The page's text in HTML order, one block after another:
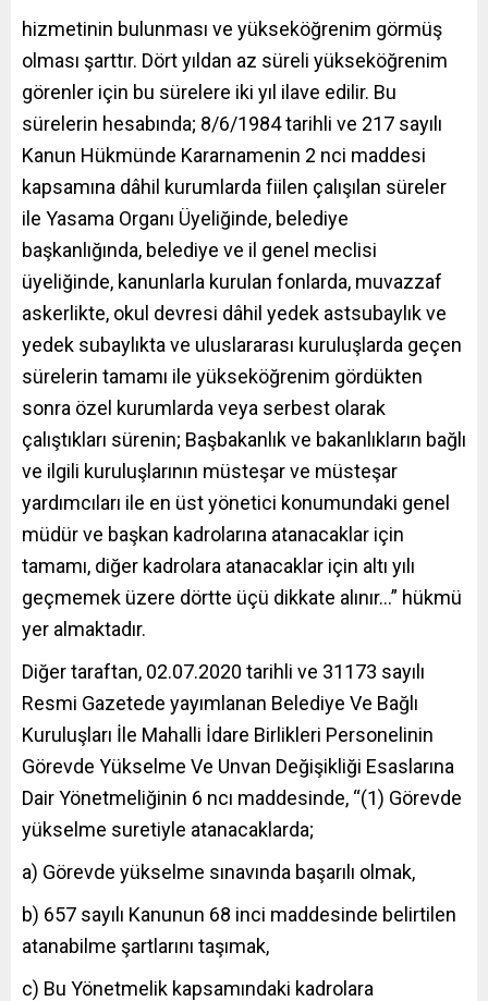
hizmetinin bulunması ve yükseköğrenim görmüş
olması şarttır. Dört yıldan az süreli yükseköğrenim
görenler için bu sürelere iki yıl ilave edilir. Bu
sürelerin hesabında; 8/6/1984 tarihli ve 217 sayılı
Kanun Hükmünde Kararnamenin 2 nci maddesi
kapsamına dâhil kurumlarda fiilen çalışılan süreler
ile Yasama Organı Üyeliğinde, belediye
başkanlığında, belediye ve il genel meclisi
üyeliğinde, kanunlarla kurulan fonlarda, muvazzaf
askerlikte, okul devresi dâhil yedek astsubaylık ve
yedek subaylıkta ve uluslararası kuruluşlarda geçen
sürelerin tamamı ile yükseköğrenim gördükten
sonra özel kurumlarda veya serbest olarak
çalıştıkları sürenin; Başbakanlık ve bakanlıkların bağlı
ve ilgili kuruluşlarının müsteşar ve müsteşar
yardımcıları ile en üst yönetici konumundaki genel
müdür ve başkan kadrolarına atanacaklar için
tamamı, diğer kadrolara atanacaklar için altı yılı
geçmemek üzere dörtte üçü dikkate alınır…” hükmü
yer almaktadır.
Diğer taraftan, 02.07.2020 tarihli ve 31173 sayılı
Resmi Gazetede yayımlanan Belediye Ve Bağlı
Kuruluşları İle Mahalli İdare Birlikleri Personelinin
Görevde Yükselme Ve Unvan Değişikliği Esaslarına
Dair Yönetmeliğinin 6 ncı maddesinde, “(1) Görevde
yükselme suretiyle atanacaklarda;
a) Görevde yükselme sınavında başarılı olmak,
b) 657 sayılı Kanunun 68 inci maddesinde belirtilen
atanabilme şartlarını taşımak,
c) Bu Yönetmelik kapsamındaki kadrolara